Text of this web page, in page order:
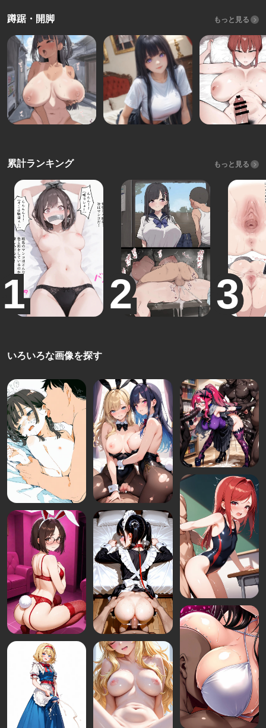
蹲踞・開脚 もっと見る
累計ランキング もっと見る
いろいろな画像を探す